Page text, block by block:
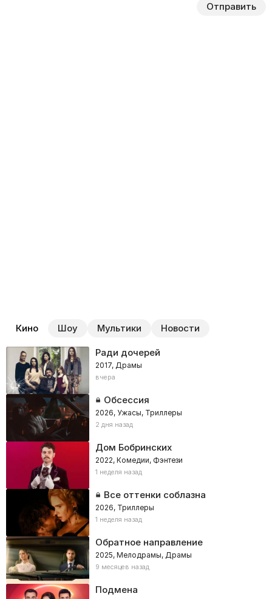
и смогу, огромным ценам и большим скоплениям людей
Отправить
Кино Шоу Мультики Новости
Ради дочерей
2017, Драмы
вчера
Обсессия
2026, Ужасы, Триллеры
2 дня назад
Дом Бобринских
2022, Комедии, Фэнтези
1 неделя назад
Все оттенки соблазна
2026, Триллеры
1 неделя назад
Обратное направление
2025, Мелодрамы, Драмы
9 месяцев назад
Подмена